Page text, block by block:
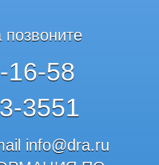
16-58
3551
info@dra.ru